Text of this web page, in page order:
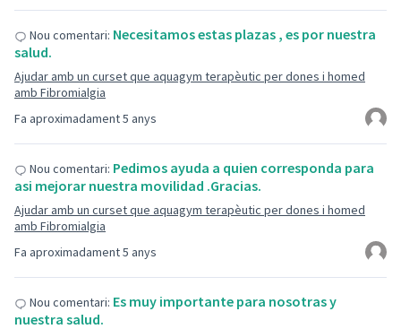
Fa aproximadament 5 anys
Nou comentari: Necesitamos estas plazas , es por nuestra
salud.
Ajudar amb un curset que aquagym terapèutic per dones i homed
amb Fibromialgia
Fa aproximadament 5 anys
Nou comentari: Pedimos ayuda a quien corresponda para
asi mejorar nuestra movilidad .Gracias.
Ajudar amb un curset que aquagym terapèutic per dones i homed
amb Fibromialgia
Nou comentari: Es muy importante para nosotras y
nuestra salud.